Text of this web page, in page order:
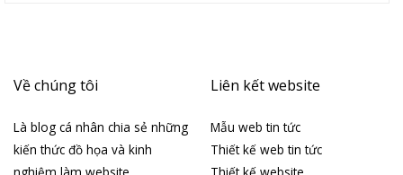
Về chúng tôi
Là blog cá nhân chia sẻ những
kiến thức đồ họa và kinh
Liên kết website
Mẫu web tin tức
Thiết kế web tin tức